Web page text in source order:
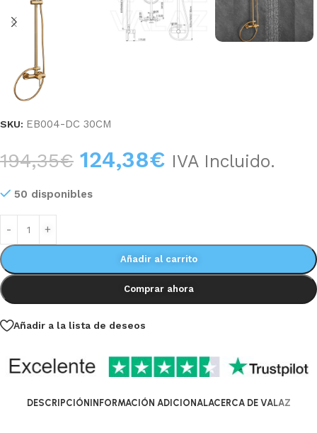
SKU: EB004-DC 30CM
194,35€ 124,38€ IVA Incluido.
50 disponibles
Añadir al carrito
Comprar ahora
Añadir a la lista de deseos
DESCRIPCIÓNINFORMACIÓN ADICIONALACERCA DE VALAZ